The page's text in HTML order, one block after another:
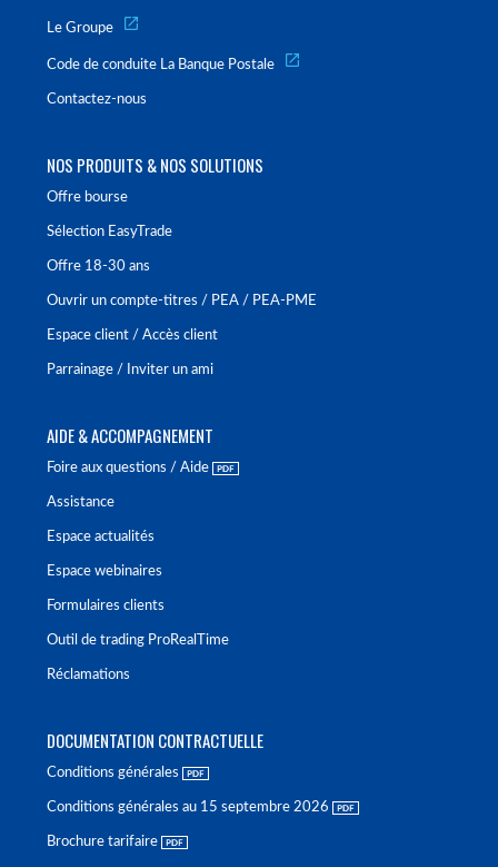
Le Groupe
Code de conduite La Banque Postale
Contactez-nous
NOS PRODUITS & NOS SOLUTIONS
Offre bourse
Sélection EasyTrade
Offre 18-30 ans
Ouvrir un compte-titres / PEA / PEA-PME
Espace client / Accès client
Parrainage / Inviter un ami
AIDE & ACCOMPAGNEMENT
Foire aux questions / Aide
Assistance
Espace actualités
Espace webinaires
Formulaires clients
Outil de trading ProRealTime
Réclamations
DOCUMENTATION CONTRACTUELLE
Conditions générales
Conditions générales au 15 septembre 2026
Brochure tarifaire